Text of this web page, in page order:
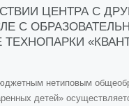
ЦЕНТРА С
С
нетиповым
детей»